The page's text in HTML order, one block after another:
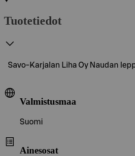
Tuotetiedot
Savo-Karjalan Liha Oy Naudan
Valmistusmaa
Suomi
Ainesosat